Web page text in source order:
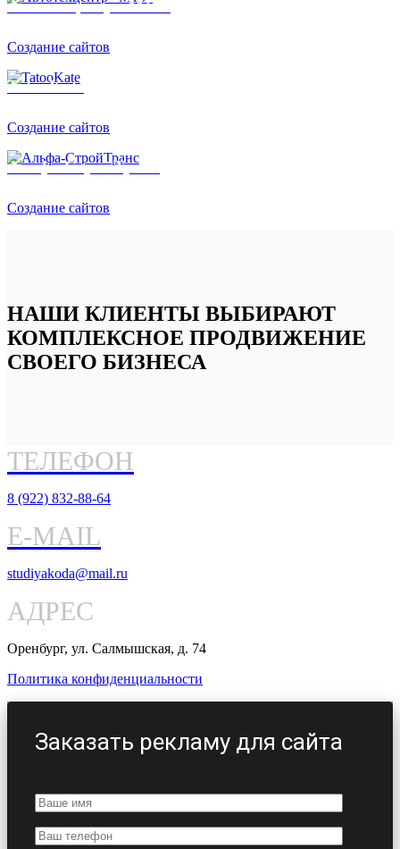
Автотехцентр «М15»
Создание сайтов
TatooKate
Создание сайтов
Альфа-СтройТранс
Создание сайтов
НАШИ КЛИЕНТЫ ВЫБИРАЮТ
КОМПЛЕКСНОЕ ПРОДВИЖЕНИЕ
СВОЕГО БИЗНЕСА
ТЕЛЕФОН
8 (922) 832-88-64
E-MAIL
studiyakoda@mail.ru
АДРЕС
Оренбург, ул. Салмышская, д. 74
Политика конфиденциальности
Заказать рекламу для сайта